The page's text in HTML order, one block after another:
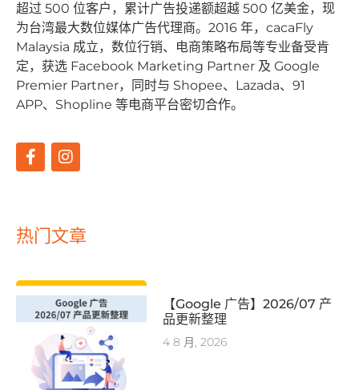
超过 500 位客户，累计⼴告投递额超越 500 亿美⾦，现
为台湾最⼤数位媒体⼴告代理商。2016 年，cacaFly
Malaysia 成⽴，数位⾏销、电商策略布局等专业备受肯
定，获选 Facebook Marketing Partner 及 Google
Premier Partner，同时与 Shopee、Lazada、91
APP、Shopline 等电商平台密切合作。
热门文章
【Google 广告】2026/07 产
品更新整理
4 8 月, 2026